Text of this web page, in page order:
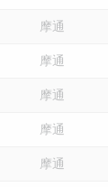
摩通
摩通
摩通
摩通
摩通